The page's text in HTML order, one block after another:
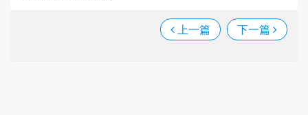
上一篇 下一篇